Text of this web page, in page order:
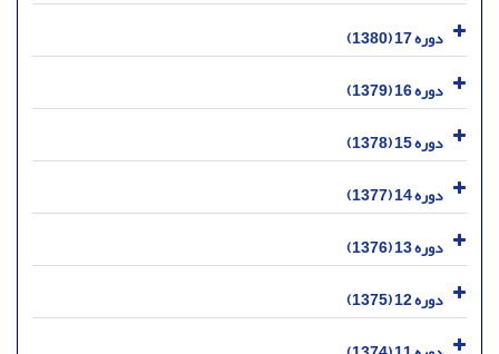
دوره 17 (1380)
دوره 16 (1379)
دوره 15 (1378)
دوره 14 (1377)
دوره 13 (1376)
دوره 12 (1375)